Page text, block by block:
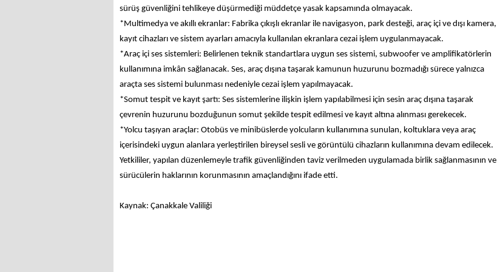
sürüş güvenliğini tehlikeye düşürmediği müddetçe yasak kapsamında olmayacak.
*Multimedya ve akıllı ekranlar: Fabrika çıkışlı ekranlar ile navigasyon, park desteği, araç içi ve dışı kamera,
kayıt cihazları ve sistem ayarları amacıyla kullanılan ekranlara cezai işlem uygulanmayacak.
*Araç içi ses sistemleri: Belirlenen teknik standartlara uygun ses sistemi, subwoofer ve amplifikatörlerin
kullanımına imkân sağlanacak. Ses, araç dışına taşarak kamunun huzurunu bozmadığı sürece yalnızca
araçta ses sistemi bulunması nedeniyle cezai işlem yapılmayacak.
*Somut tespit ve kayıt şartı: Ses sistemlerine ilişkin işlem yapılabilmesi için sesin araç dışına taşarak
çevrenin huzurunu bozduğunun somut şekilde tespit edilmesi ve kayıt altına alınması gerekecek.
*Yolcu taşıyan araçlar: Otobüs ve minibüslerde yolcuların kullanımına sunulan, koltuklara veya araç
içerisindeki uygun alanlara yerleştirilen bireysel sesli ve görüntülü cihazların kullanımına devam edilecek.
Yetkililer, yapılan düzenlemeyle trafik güvenliğinden taviz verilmeden uygulamada birlik sağlanmasının ve
sürücülerin haklarının korunmasının amaçlandığını ifade etti.
Kaynak: Çanakkale Valiliği